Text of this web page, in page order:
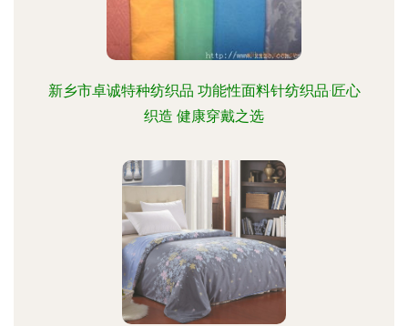
新乡市卓诚特种纺织品 功能性面料针纺织品·匠心
织造 健康穿戴之选